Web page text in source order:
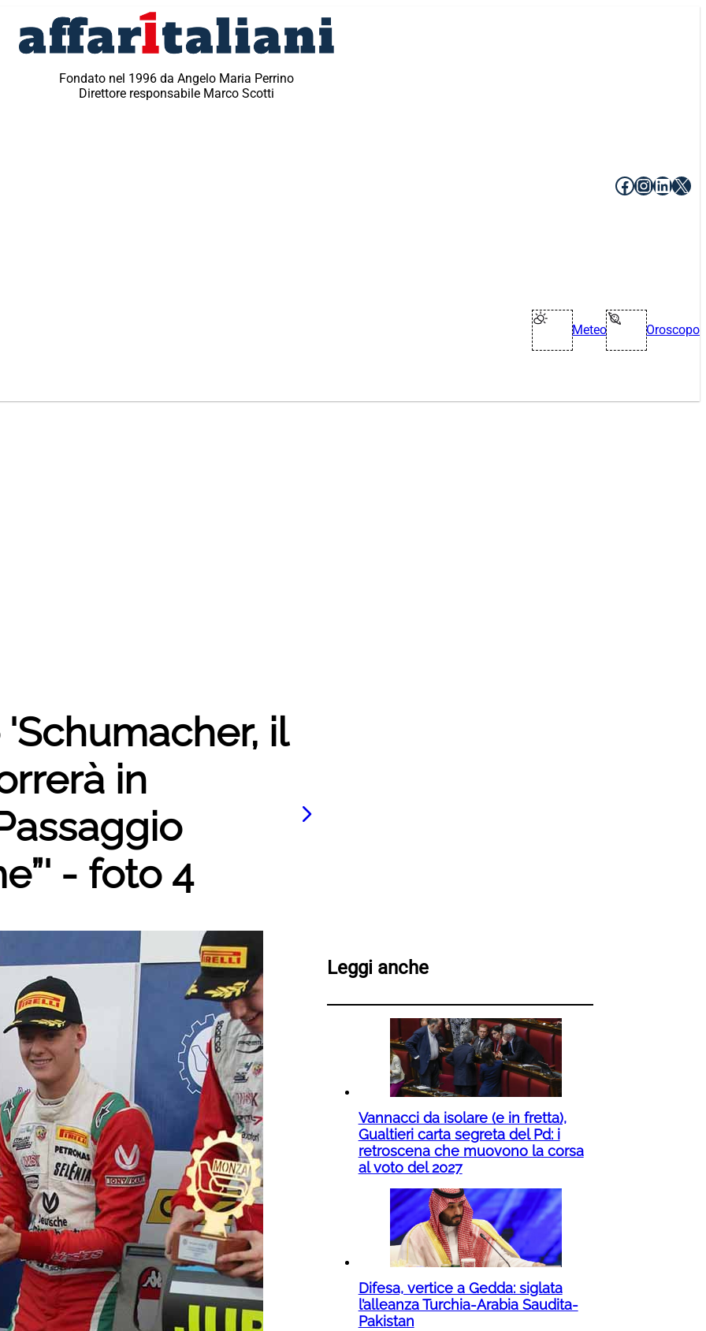
Fondato nel 1996 da Angelo Maria Perrino
Direttore responsabile Marco Scotti
Facebook
X
Meteo Oroscopo
il
in
- foto 4
Leggi anche
Vannacci da isolare (e in fretta),
Gualtieri carta segreta del Pd: i
retroscena che muovono la corsa
al voto del 2027
Difesa, vertice a Gedda: siglata
l’alleanza Turchia-Arabia Saudita-
Pakistan